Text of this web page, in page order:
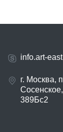
info.art-east
г. Москва,
389Бс2